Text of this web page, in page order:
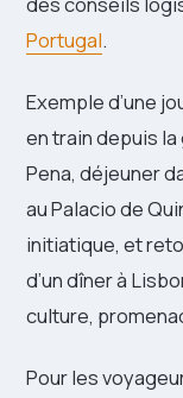
Portugal.
Exemple d’une
en train depuis
Pena, déjeuner
au Palacio de
initiatique, et
d’un dîner à
culture,
Pour les